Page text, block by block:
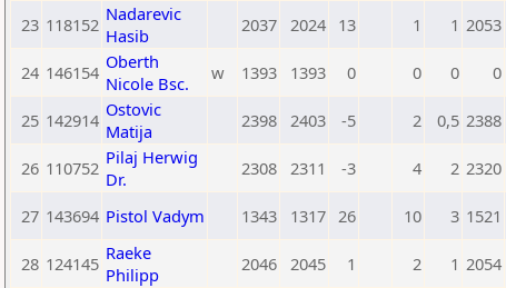
23 118152 Nadarevic
Hasib
2037 2024 13 1 1 2053
24 146154 Oberth
Nicole Bsc.
w 1393 1393 0 0 0 0
25 142914 Ostovic
Matija
2398 2403 -5 2 0,5 2388
26 110752 Pilaj Herwig
Dr.
2308 2311 -3 4 2 2320
27 143694 Pistol Vadym 1343 1317 26 10 3 1521
28 124145 Raeke
Philipp
2046 2045 1 2 1 2054